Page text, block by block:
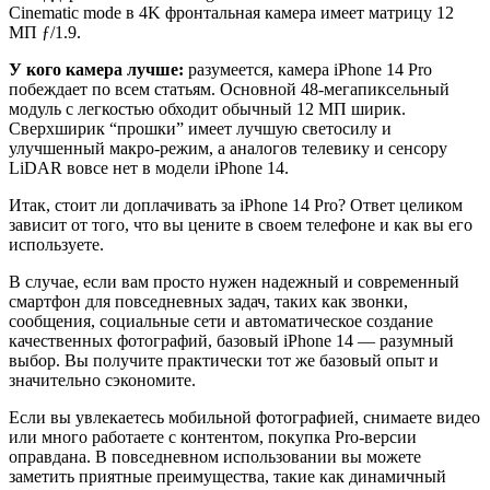
Cinematic mode в 4K фронтальная камера имеет матрицу 12
МП ƒ/1.9.
У кого камера лучше: разумеется, камера iPhone 14 Pro
побеждает по всем статьям. Основной 48-мегапиксельный
модуль с легкостью обходит обычный 12 МП ширик.
Сверхширик “прошки” имеет лучшую светосилу и
улучшенный макро-режим, а аналогов телевику и сенсору
LiDAR вовсе нет в модели iPhone 14.
Итак, стоит ли доплачивать за iPhone 14 Pro? Ответ целиком
зависит от того, что вы цените в своем телефоне и как вы его
используете.
В случае, если вам просто нужен надежный и современный
смартфон для повседневных задач, таких как звонки,
сообщения, социальные сети и автоматическое создание
качественных фотографий, базовый iPhone 14 — разумный
выбор. Вы получите практически тот же базовый опыт и
значительно сэкономите.
Если вы увлекаетесь мобильной фотографией, снимаете видео
или много работаете с контентом, покупка Pro-версии
оправдана. В повседневном использовании вы можете
заметить приятные преимущества, такие как динамичный